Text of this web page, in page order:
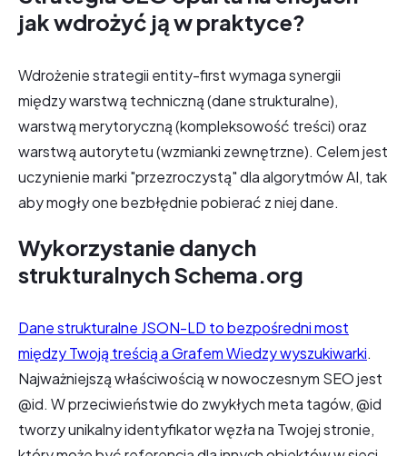
jak wdrożyć ją w praktyce?
Wdrożenie strategii entity-first wymaga synergii
między warstwą techniczną (dane strukturalne),
warstwą merytoryczną (kompleksowość treści) oraz
warstwą autorytetu (wzmianki zewnętrzne). Celem jest
uczynienie marki "przezroczystą" dla algorytmów AI, tak
aby mogły one bezbłędnie pobierać z niej dane.
Wykorzystanie danych
strukturalnych Schema.org
Dane strukturalne JSON-LD to bezpośredni most
między Twoją treścią a Grafem Wiedzy wyszukiwarki.
Najważniejszą właściwością w nowoczesnym SEO jest
@id. W przeciwieństwie do zwykłych meta tagów, @id
tworzy unikalny identyfikator węzła na Twojej stronie,